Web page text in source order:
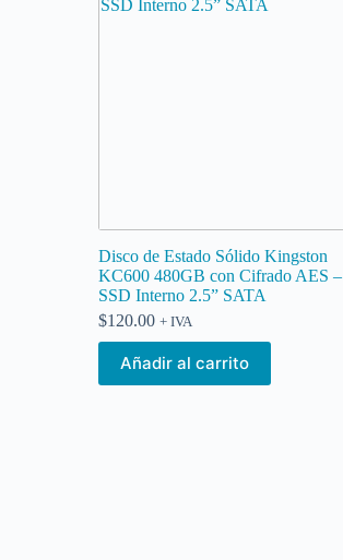
Disco de Estado Sólido Kingston
KC600 480GB con Cifrado AES –
SSD Interno 2.5” SATA
$120.00 + IVA
Añadir al carrito